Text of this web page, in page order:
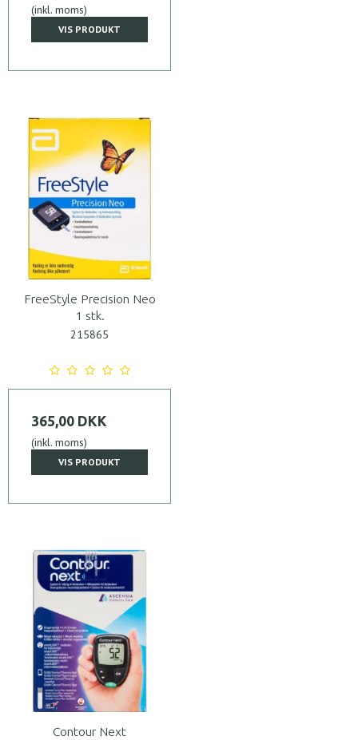
(inkl. moms)
VIS PRODUKT
FreeStyle Precision Neo
1 stk.
215865
365,00 DKK
(inkl. moms)
VIS PRODUKT
Contour Next